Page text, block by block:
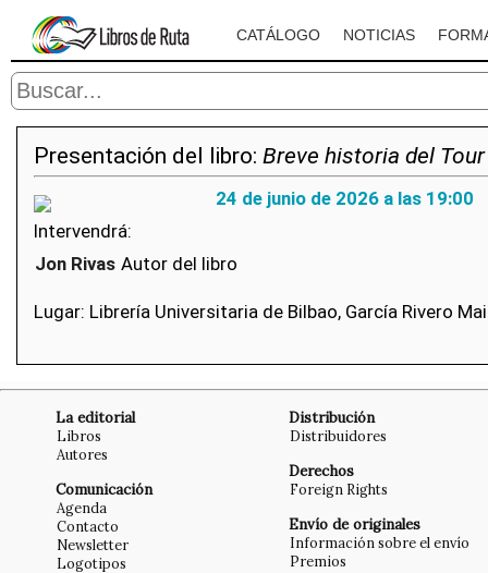
CATÁLOGO NOTICIAS
Presentación del libro: Breve historia del
24 de junio de 2026 a las 19:00
Intervendrá:
Jon Rivas Autor del libro
Lugar: Librería Universitaria de Bilbao, García Rivero
La editorial
Libros
Autores
Comunicación
Agenda
Contacto
Newsletter
Logotipos
Distribución
Distribuidores
Derechos
Foreign Rights
Envío de originales
Información sobre el envío
Premios